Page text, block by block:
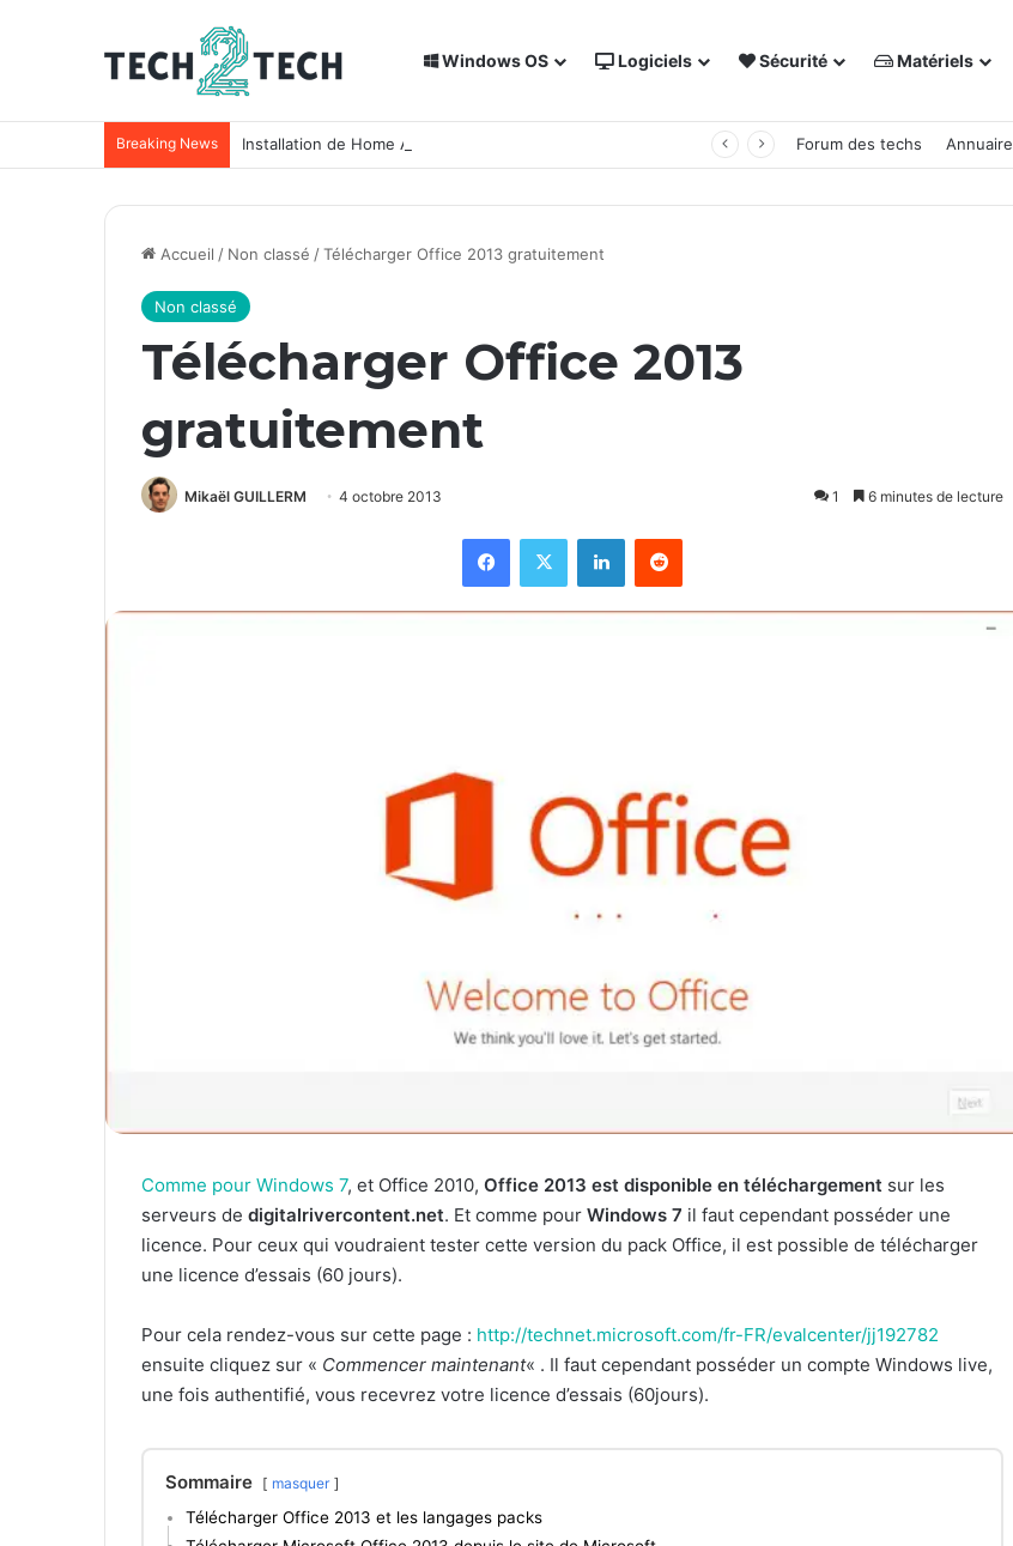
Windows OS Logiciels Sécurité Matériels
Breaking News Installation de Home Assistant sur un NAS Synology Forum des techs Annuaire
Accueil / Non classé /Télécharger Office 2013 gratuitement
Non classé
Télécharger Office 2013
gratuitement
Mikaël GUILLERM 4 octobre 2013 1 6 minutes de lecture
Comme pour Windows 7, et Office 2010, Office 2013 est disponible en téléchargement sur les
serveurs de digitalrivercontent.net. Et comme pour Windows 7 il faut cependant posséder une
licence. Pour ceux qui voudraient tester cette version du pack Office, il est possible de télécharger
une licence d’essais (60 jours).
Pour cela rendez-vous sur cette page : http://technet.microsoft.com/fr-FR/evalcenter/jj192782
ensuite cliquez sur « Commencer maintenant« . Il faut cependant posséder un compte Windows live,
une fois authentifié, vous recevrez votre licence d’essais (60jours).
Sommaire masquer
Télécharger Office 2013 et les langages packs